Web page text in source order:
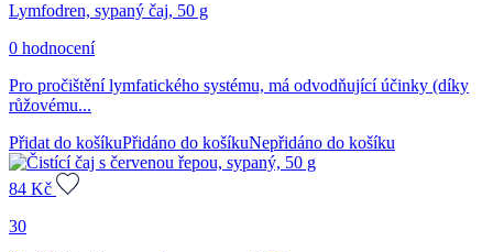
Lymfodren, sypaný čaj, 50 g
0 hodnocení
Pro pročištění lymfatického systému, má odvodňující účinky (díky
růžovému...
Přidat do košíkuPřidáno do košíkuNepřidáno do košíku
84 Kč
30